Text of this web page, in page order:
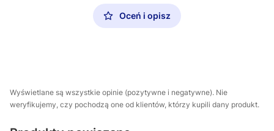
Oceń i opisz
Wyświetlane są wszystkie opinie (pozytywne i negatywne). Nie
weryfikujemy, czy pochodzą one od klientów, którzy kupili dany produkt.